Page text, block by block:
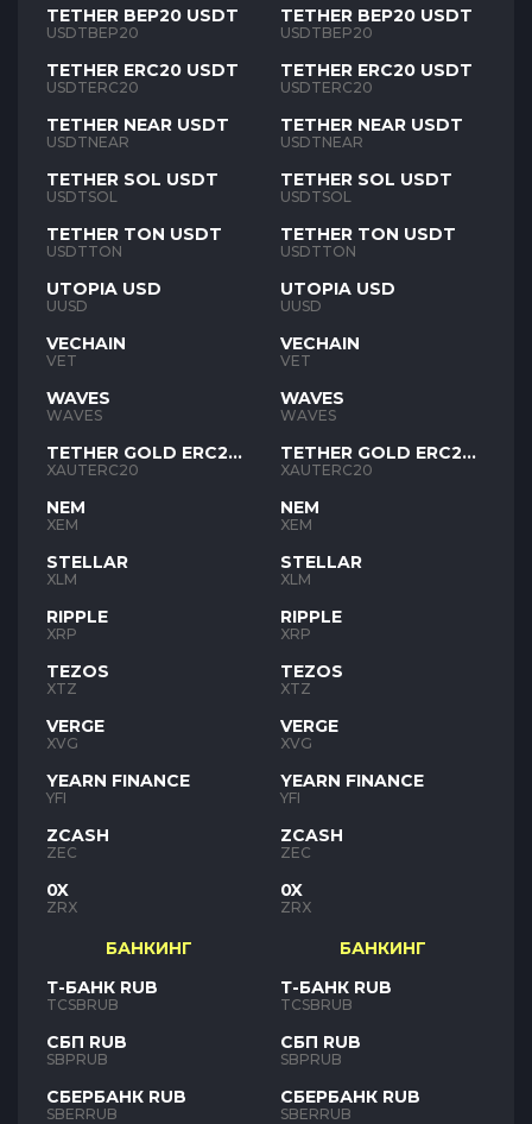
TETHER BEP20 USDT
USDTBEP20
TETHER ERC20 USDT
USDTERC20
TETHER NEAR USDT
USDTNEAR
TETHER SOL USDT
USDTSOL
TETHER TON USDT
USDTTON
UTOPIA USD
UUSD
VECHAIN
VET
WAVES
WAVES
TETHER GOLD ERC20
XAUT
XAUTERC20
NEM
XEM
STELLAR
XLM
RIPPLE
XRP
TEZOS
XTZ
VERGE
XVG
YEARN FINANCE
YFI
ZCASH
ZEC
0X
ZRX
БАНКИНГ
Т-БАНК RUB
TCSBRUB
СБП RUB
SBPRUB
СБЕРБАНК RUB
SBERRUB
TETHER BEP20 USDT
USDTBEP20
TETHER ERC20 USDT
USDTERC20
TETHER NEAR USDT
USDTNEAR
TETHER SOL USDT
USDTSOL
TETHER TON USDT
USDTTON
UTOPIA USD
UUSD
VECHAIN
VET
WAVES
WAVES
TETHER GOLD ERC20
XAUT
XAUTERC20
NEM
XEM
STELLAR
XLM
RIPPLE
XRP
TEZOS
XTZ
VERGE
XVG
YEARN FINANCE
YFI
ZCASH
ZEC
0X
ZRX
БАНКИНГ
Т-БАНК RUB
TCSBRUB
СБП RUB
SBPRUB
СБЕРБАНК RUB
SBERRUB